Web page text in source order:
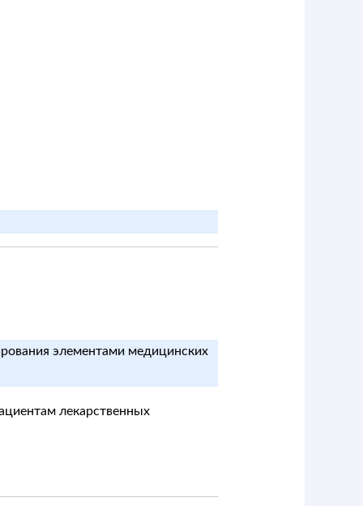
элементами медицинских
лекарственных